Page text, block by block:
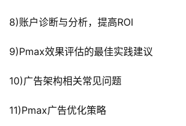
8)账户诊断与分析，提高ROI
9)Pmax效果评估的最佳实践建议
10)广告架构相关常见问题
11)Pmax广告优化策略